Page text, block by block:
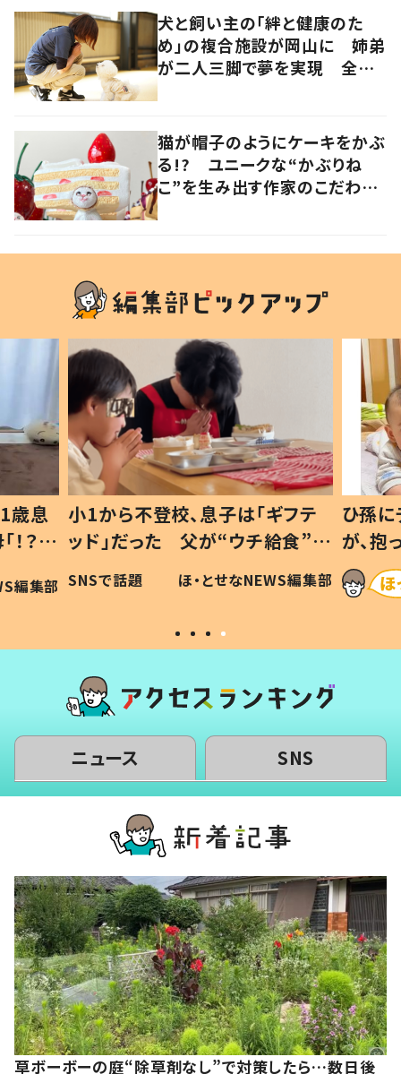
犬と飼い主の「絆と健康のた
め」の複合施設が岡山に 姉弟
が二人三脚で夢を実現 全国
猫が帽子のようにケーキをかぶ
る!? ユニークな“かぶりね
こ”を生み出す作家のこだわり
歳息
？」
編集部
小1から不登校、息子は「ギフテ
ッド」だった 父が“ウチ給食”を
作り続ける理由とは #令和の親
#令和の子
SNSで話題 ほ・とせなNEWS編集部
ひ孫
が、
「涙が
い」
ニュース SNS
草ボーボーの庭“除草剤なし”で対策したら…数日後